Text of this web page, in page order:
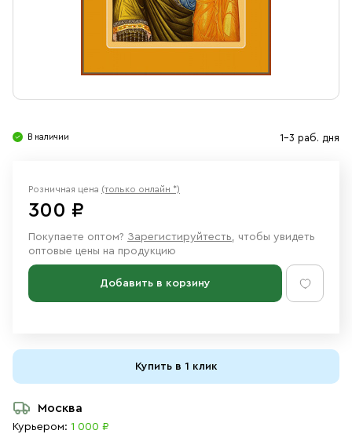
Ювелирные изделия
В наличии 1-3 раб. дня
Розничная цена (только онлайн *)
300 ₽
Покупаете оптом? Зарегистируйтесть, чтобы увидеть
оптовые цены на продукцию
Добавить в корзину
Купить в 1 клик
Москва
Курьером: 1 000 ₽